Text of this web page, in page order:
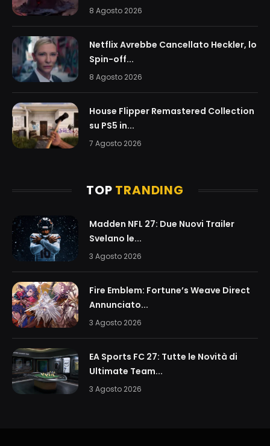
8 Agosto 2026
Netflix Avrebbe Cancellato Heckler, lo
Spin-off...
8 Agosto 2026
House Flipper Remastered Collection
su PS5 in...
7 Agosto 2026
TOP TRANDING
Madden NFL 27: Due Nuovi Trailer
Svelano le...
3 Agosto 2026
Fire Emblem: Fortune’s Weave Direct
Annunciato...
3 Agosto 2026
EA Sports FC 27: Tutte le Novità di
Ultimate Team...
3 Agosto 2026